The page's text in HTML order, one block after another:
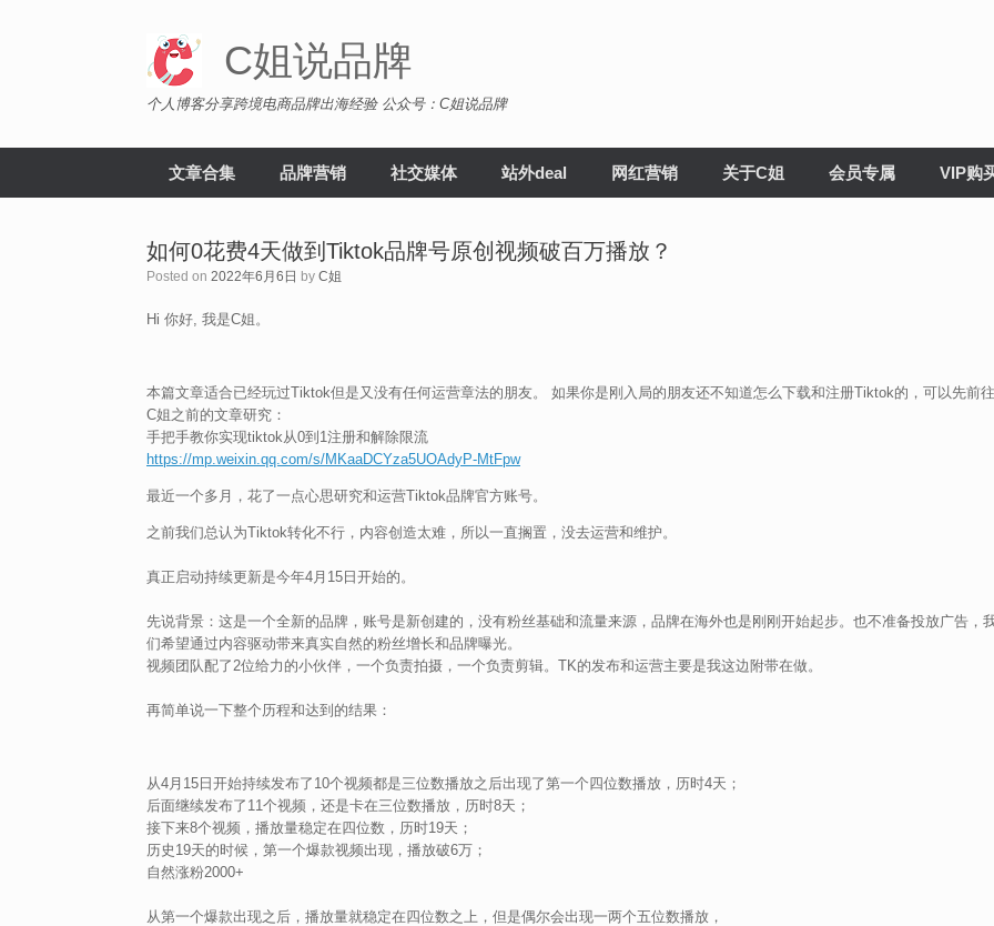
C姐说品牌
个人博客分享跨境电商品牌出海经验 公众号：C姐说品牌
文章合集 品牌营销 社交媒体 站外deal 网红营销 关于C姐 会员专属 VIP购
如何0花费4天做到Tiktok品牌号原创视频破百万播放？
Posted on 2022年6月6日 by C姐
Hi 你好, 我是C姐。
本篇文章适合已经玩过Tiktok但是又没有任何运营章法的朋友。 如果你是刚入局的朋友还不知道怎么下载和注册Tiktok的，可以先前往
C姐之前的文章研究：
手把手教你实现tiktok从0到1注册和解除限流
https://mp.weixin.qq.com/s/MKaaDCYza5UOAdyP-MtFpw
最近一个多月，花了一点心思研究和运营Tiktok品牌官方账号。
之前我们总认为Tiktok转化不行，内容创造太难，所以一直搁置，没去运营和维护。
真正启动持续更新是今年4月15日开始的。
先说背景：这是一个全新的品牌，账号是新创建的，没有粉丝基础和流量来源，品牌在海外也是刚刚开始起步。也不准备投放广告，
们希望通过内容驱动带来真实自然的粉丝增长和品牌曝光。
视频团队配了2位给力的小伙伴，一个负责拍摄，一个负责剪辑。TK的发布和运营主要是我这边附带在做。
再简单说一下整个历程和达到的结果：
从4月15日开始持续发布了10个视频都是三位数播放之后出现了第一个四位数播放，历时4天；
后面继续发布了11个视频，还是卡在三位数播放，历时8天；
接下来8个视频，播放量稳定在四位数，历时19天；
历史19天的时候，第一个爆款视频出现，播放破6万；
自然涨粉2000+
从第一个爆款出现之后，播放量就稳定在四位数之上，但是偶尔会出现一两个五位数播放，